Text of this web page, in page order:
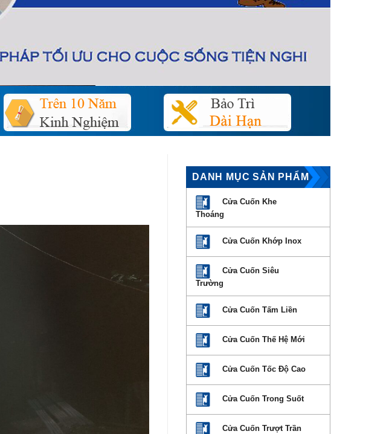
DANH MỤC SẢN PHẨM
Cửa Cuốn Khe
Thoáng
Cửa Cuốn Khớp Inox
Cửa Cuốn Siêu
Trường
Cửa Cuốn Tấm Liền
Cửa Cuốn Thế Hệ Mới
Cửa Cuốn Tốc Độ Cao
Cửa Cuốn Trong Suốt
Cửa Cuốn Trượt Trần